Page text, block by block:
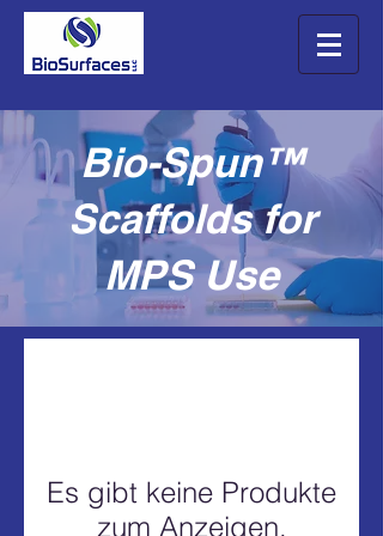
Bio-Spun™
Scaffolds for
MPS Use
Es gibt keine Produkte
zum Anzeigen.